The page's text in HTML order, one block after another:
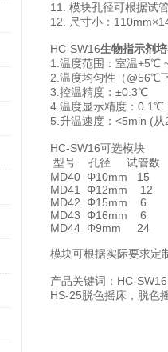
11. 模块孔径可根据试
12. 尺寸小：
HC-SW16生物指示剂
1.温度范围：室温+5℃
2.温度均匀性（@56℃
3.控温精度：±0.3℃
4.温度显示精度：0.1℃
5.升温速度：<5min (
HC-SW16可选模块
型号 孔径 试管数
MD40 Φ10mm 15
MD41 Φ12mm 12
MD42 Φ15mm 6
MD43 Φ16mm 6
MD44 Φ9mm 24
模块可根据实际要求定
产品关键词：HC-
HS-25脱色摇床，脱色